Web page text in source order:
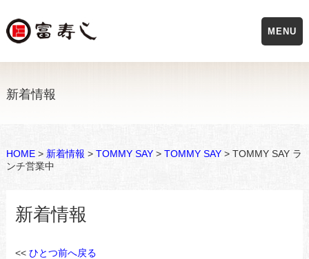
新着情報
HOME> 新着情報 > TOMMY SAY> TOMMY SAY> TOMMY SAY ラ
ンチ営業中
新着情報
<< ひとつ前へ戻る
MENU